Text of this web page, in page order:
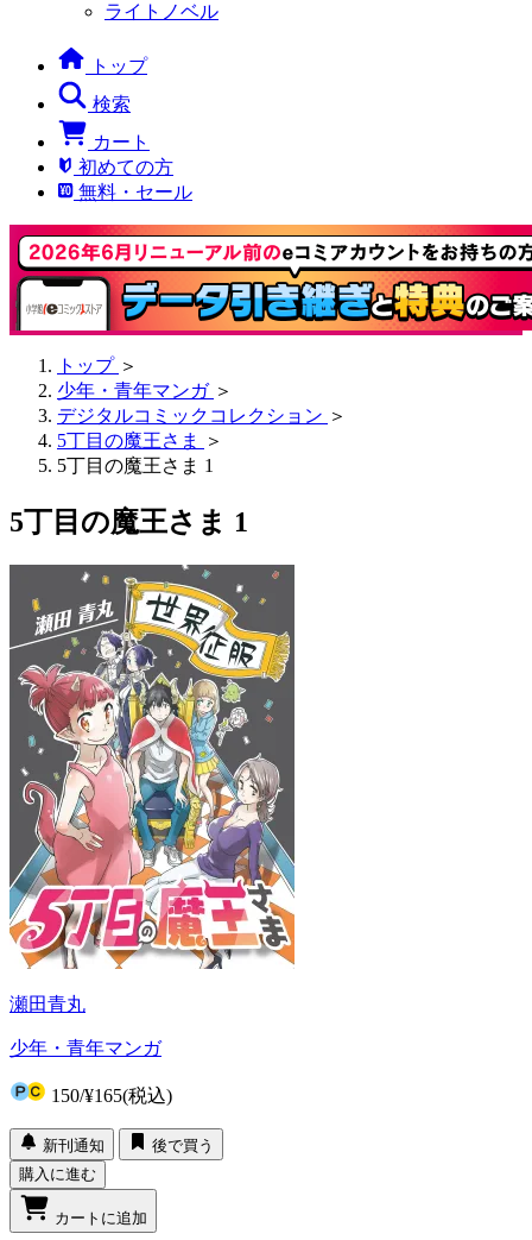
ライトノベル
トップ
検索
カート
初めての方
無料・セール
トップ ＞
少年・青年マンガ ＞
デジタルコミックコレクション ＞
5丁目の魔王さま
＞
5丁目の魔王さま 1
5丁目の魔王さま 1
瀬田青丸
少年・青年マンガ
150/¥165(税込)
新刊通知
後で買う
購入に進む
カートに追加